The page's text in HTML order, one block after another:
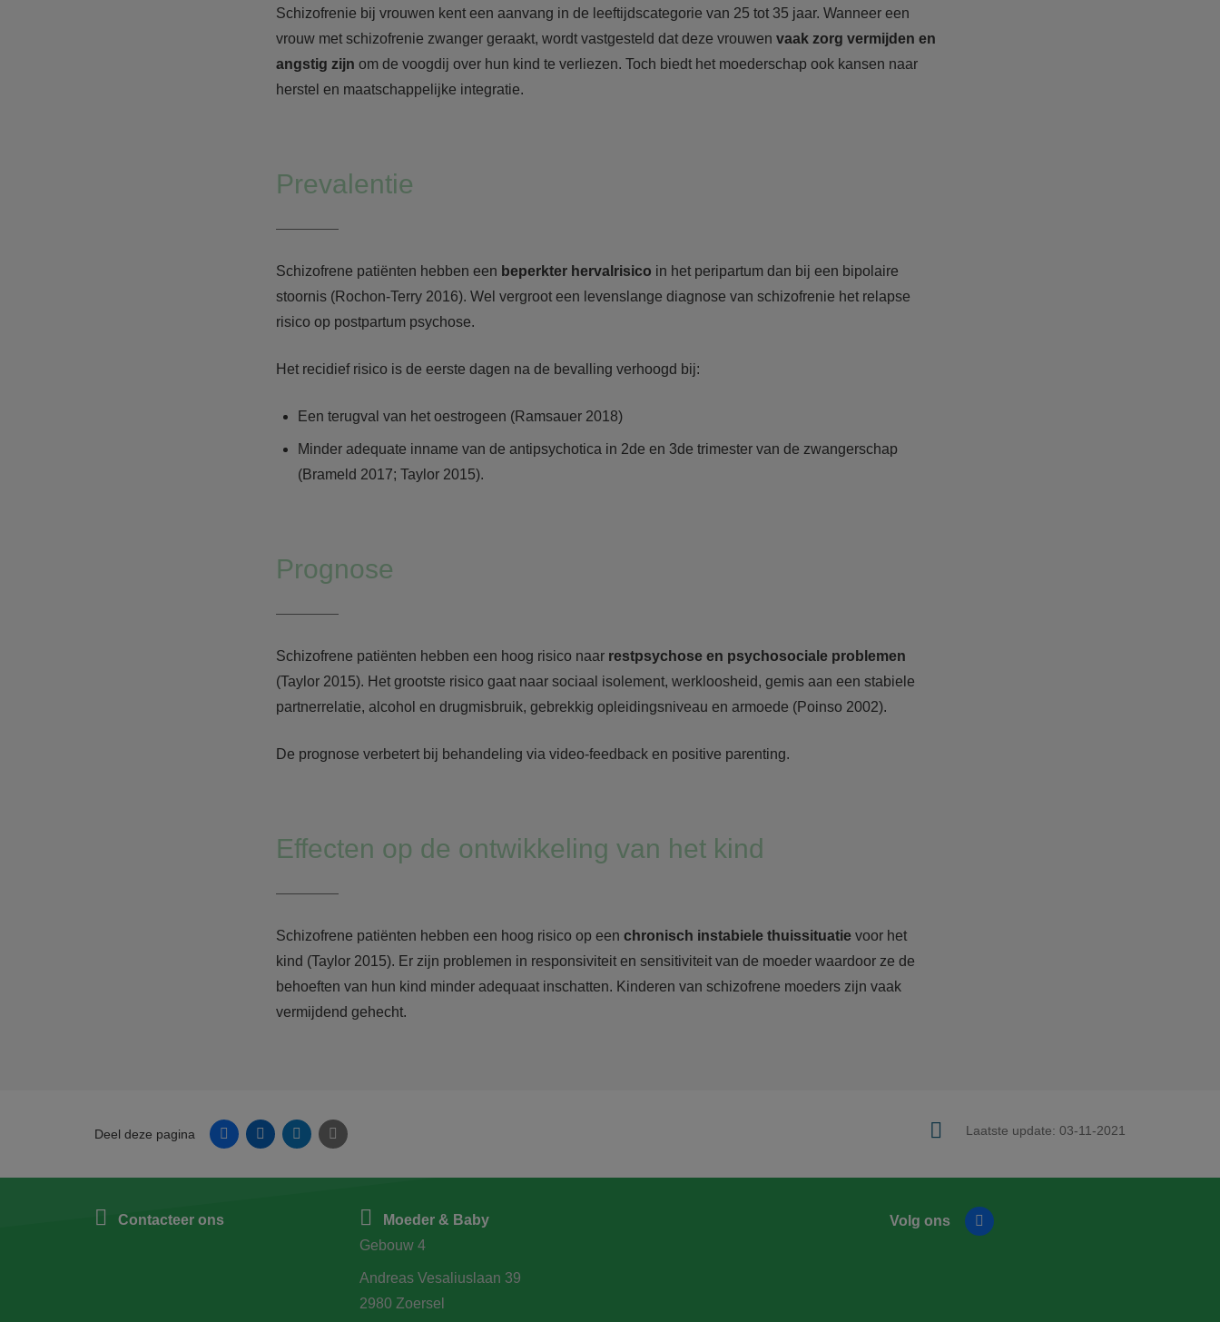
Schizofrenie bij vrouwen kent een aanvang in de leeftijdscategorie van 25 tot 35 jaar. Wanneer een
vrouw met schizofrenie zwanger geraakt, wordt vastgesteld dat deze vrouwen vaak zorg vermijden en
angstig zijn om de voogdij over hun kind te verliezen. Toch biedt het moederschap ook kansen naar
herstel en maatschappelijke integratie.
Prevalentie
Schizofrene patiënten hebben een beperkter hervalrisico in het peripartum dan bij een bipolaire
stoornis (Rochon-Terry 2016). Wel vergroot een levenslange diagnose van schizofrenie het relapse
risico op postpartum psychose.
Het recidief risico is de eerste dagen na de bevalling verhoogd bij:
Een terugval van het oestrogeen (Ramsauer 2018)
Minder adequate inname van de antipsychotica in 2de en 3de trimester van de zwangerschap
(Brameld 2017; Taylor 2015).
Prognose
Schizofrene patiënten hebben een hoog risico naar restpsychose en psychosociale problemen
(Taylor 2015). Het grootste risico gaat naar sociaal isolement, werkloosheid, gemis aan een stabiele
partnerrelatie, alcohol en drugmisbruik, gebrekkig opleidingsniveau en armoede (Poinso 2002).
De prognose verbetert bij behandeling via video-feedback en positive parenting.
Effecten op de ontwikkeling van het kind
Schizofrene patiënten hebben een hoog risico op een chronisch instabiele thuissituatie voor het
kind (Taylor 2015). Er zijn problemen in responsiviteit en sensitiviteit van de moeder waardoor ze de
behoeften van hun kind minder adequaat inschatten. Kinderen van schizofrene moeders zijn vaak
vermijdend gehecht.
Laatste update: 03-11-2021
Deel deze pagina FacebookLinkedinTwitter E-mail
Contacteer ons
Moeder & Baby
Gebouw 4
Andreas Vesaliuslaan 39
2980 Zoersel
Volg ons Facebook